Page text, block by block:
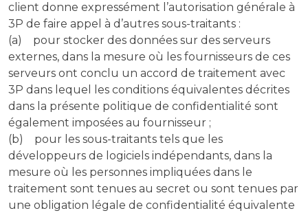
client donne expressément l’autorisation générale à
3P de faire appel à d’autres sous-traitants :
(a) pour stocker des données sur des serveurs
externes, dans la mesure où les fournisseurs de ces
serveurs ont conclu un accord de traitement avec
3P dans lequel les conditions équivalentes décrites
dans la présente politique de confidentialité sont
également imposées au fournisseur ;
(b) pour les sous-traitants tels que les
développeurs de logiciels indépendants, dans la
mesure où les personnes impliquées dans le
traitement sont tenues au secret ou sont tenues par
une obligation légale de confidentialité équivalente